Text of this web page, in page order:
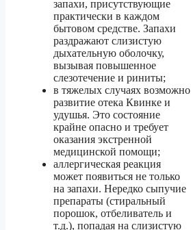
запахи, присутствующие
практически в каждом
бытовом средстве. Запахи
раздражают слизистую
дыхательную оболочку,
вызывая повышенное
слезотечение и риниты;
в тяжелых случаях возможно
развитие отека Квинке и
удушья. Это состояние
крайне опасно и требует
оказания экстренной
медицинской помощи;
аллергическая реакция
может появиться не только
на запахи. Нередко сыпучие
препараты (стиральный
порошок, отбеливатель и
т.д.), попадая на слизистую